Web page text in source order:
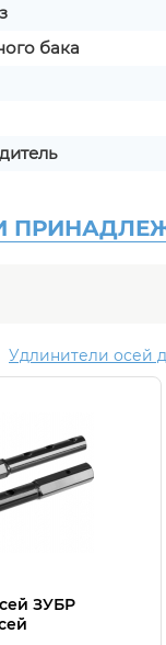
бака
Удлинители осей
ЗУБР